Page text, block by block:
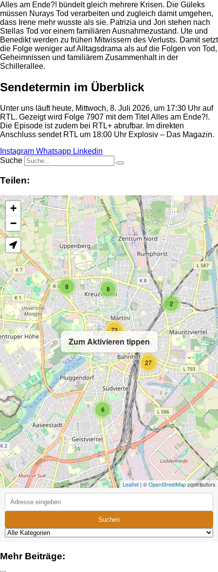
Alles am Ende?! bündelt gleich mehrere Krisen. Die Güleks
müssen Nurays Tod verarbeiten und zugleich damit umgehen,
dass Irene mehr wusste als sie. Patrizia und Jori stehen nach
Stellas Tod vor einem familiären Ausnahmezustand. Ute und
Benedikt werden zu frühen Mitwissern des Verlusts. Damit setzt
die Folge weniger auf Alltagsdrama als auf die Folgen von Tod,
Geheimnissen und familiärem Zusammenhalt in der
Schillerallee.
Sendetermin im Überblick
Unter uns läuft heute, Mittwoch, 8. Juli 2026, um 17:30 Uhr auf
RTL. Gezeigt wird Folge 7907 mit dem Titel Alles am Ende?!.
Die Episode ist zudem bei RTL+ abrufbar. Im direkten
Anschluss sendet RTL um 18:00 Uhr Explosiv – Das Magazin.
Instagram Whatsapp Linkedin
Suche
Teilen:
Zum Aktivieren tippen
2
8
6
8
27
5
72
+
−
Leaflet | ©OpenStreetMapcontributors
Suchen
Mehr Beiträge: